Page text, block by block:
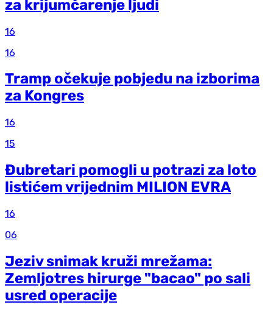
za krijumčarenje ljudi
16
16
Tramp očekuje pobjedu na izborima
za Kongres
16
15
Đubretari pomogli u potrazi za loto
listićem vrijednim MILION EVRA
16
06
Jeziv snimak kruži mrežama:
Zemljotres hirurge "bacao" po sali
usred operacije